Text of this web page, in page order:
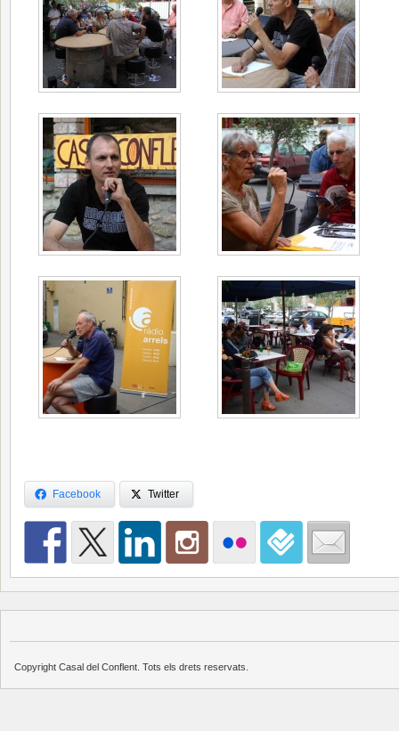
Facebook Twitter
Copyright Casal del Conflent. Tots els drets reservats.